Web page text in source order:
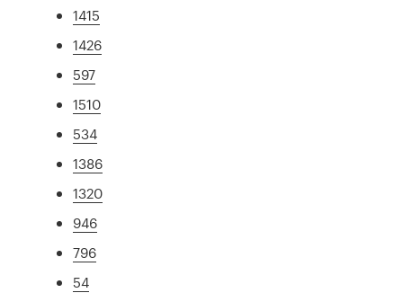
1415
1426
597
1510
534
1386
1320
946
796
54